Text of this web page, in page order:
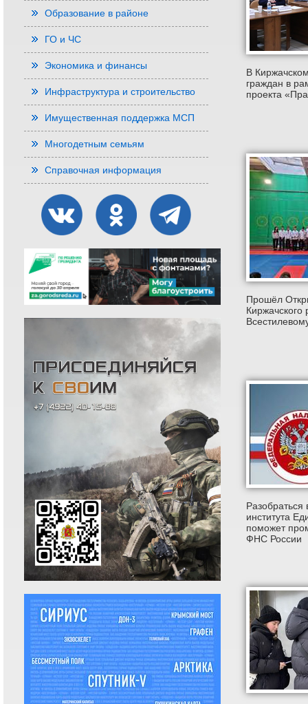
Образование в районе
ГО и ЧС
Экономика и финансы
Инфраструктура и строительство
Имущественная поддержка МСП
Многодетным семьям
Справочная информация
В
граждан в
проекта
Прошёл
Киржачского
Разобраться
института
поможет
ФНС России